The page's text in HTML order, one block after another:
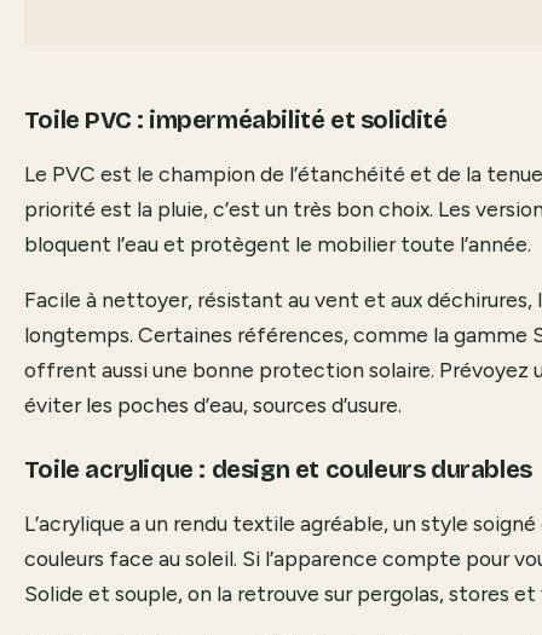
Toile PVC : imperméabilité et solidité
Le PVC est le champion de l’étanchéité et de la
priorité est la pluie, c’est un très bon choix. Les
bloquent l’eau et protègent le mobilier toute l’année.
Facile à nettoyer, résistant au vent et aux déchirures,
longtemps. Certaines références, comme la gamme
offrent aussi une bonne protection solaire. Prévoyez
éviter les poches d’eau, sources d’usure.
Toile acrylique : design et couleurs durables
L’acrylique a un rendu textile agréable, un style
couleurs face au soleil. Si l’apparence compte pour
Solide et souple, on la retrouve sur pergolas, stores et